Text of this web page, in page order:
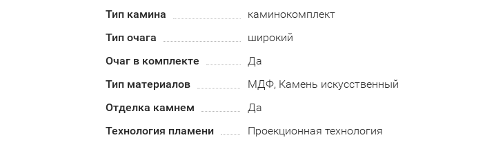
Тип камина
каминокомплект
Тип очага
широкий
Очаг в комплекте
Да
Тип материалов
МДФ, Камень искусственный
Отделка камнем
Да
Технология пламени
Проекционная технология